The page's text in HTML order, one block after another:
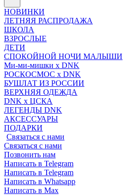
НОВИНКИ
ЛЕТНЯЯ РАСПРОДАЖА
ШКОЛА
ВЗРОСЛЫЕ
ДЕТИ
СПОКОЙНОЙ НОЧИ МАЛЫШИ
Ми-ми-мишки x DNK
РОСКОСМОС x DNK
БУШЛАТ ИЗ РОССИИ
ВЕРХНЯЯ ОДЕЖДА
DNK x ЦСКА
ЛЕГЕНДЫ DNK
АКСЕССУАРЫ
ПОДАРКИ
Связаться с нами
Связаться с нами
Позвонить нам
Написать в Telegram
Написать в Telegram
Написать в Whatsapp
Написать в Max